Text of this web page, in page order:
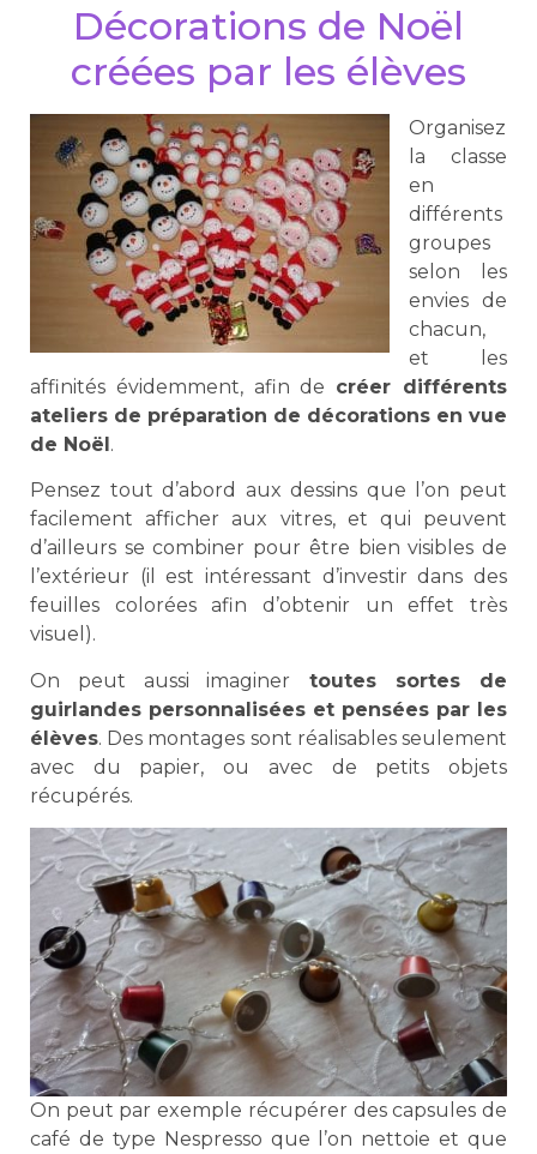
Décorations de Noël
créées par les élèves
Organisez
la classe
en
différents
groupes
selon les
envies de
chacun,
et les
affinités évidemment, afin de créer différents
ateliers de préparation de décorations en vue
de Noël.
Pensez tout d’abord aux dessins que l’on peut
facilement afficher aux vitres, et qui peuvent
d’ailleurs se combiner pour être bien visibles de
l’extérieur (il est intéressant d’investir dans des
feuilles colorées afin d’obtenir un effet très
visuel).
On peut aussi imaginer toutes sortes de
guirlandes personnalisées et pensées par les
élèves. Des montages sont réalisables seulement
avec du papier, ou avec de petits objets
récupérés.
On peut par exemple récupérer des capsules de
café de type Nespresso que l’on nettoie et que